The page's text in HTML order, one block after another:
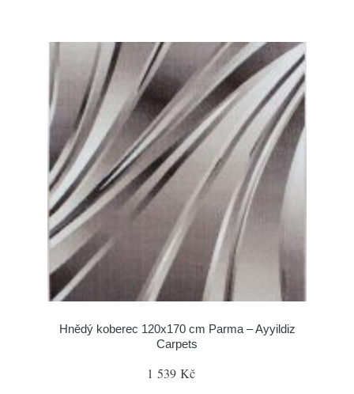
Hnědý koberec 120x170 cm Parma – Ayyildiz
Carpets
1 539 Kč